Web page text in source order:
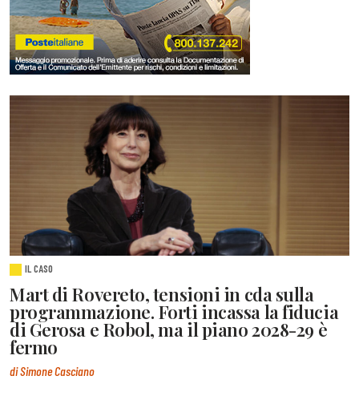
IL CASO
Mart di Rovereto, tensioni in cda sulla
programmazione. Forti incassa la fiducia
di Gerosa e Robol, ma il piano 2028-29 è
fermo
di Simone Casciano